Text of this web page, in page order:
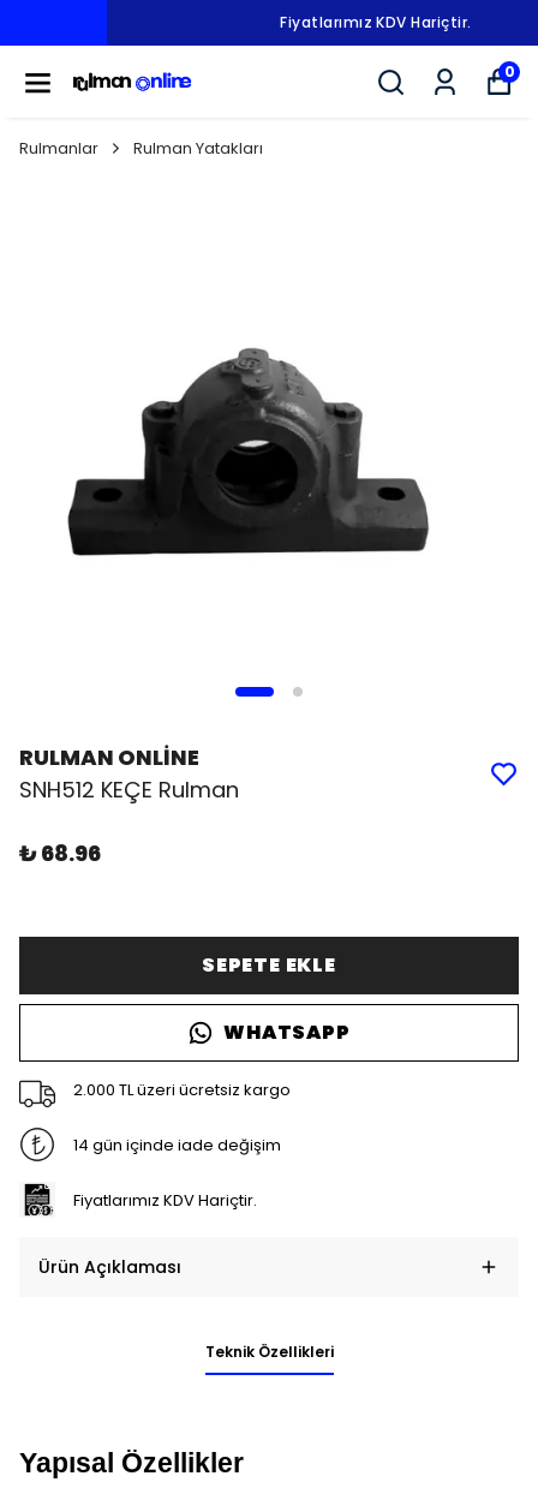
Fiyatlarımız KDV Hariçtir.
0
Rulmanlar Rulman Yatakları
RULMAN ONLİNE
SNH512 KEÇE Rulman
₺ 68.96
SEPETE EKLE
WHATSAPP
2.000 TL üzeri ücretsiz kargo
14 gün içinde iade değişim
Fiyatlarımız KDV Hariçtir.
Ürün Açıklaması
Teknik Özellikleri
Yapısal Özellikler